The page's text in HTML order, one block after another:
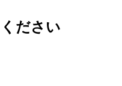
ださい